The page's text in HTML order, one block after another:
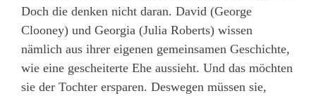
Doch die denken nicht daran. David (George
Clooney) und Georgia (Julia Roberts) wissen
nämlich aus ihrer eigenen gemeinsamen Geschichte,
wie eine gescheiterte Ehe aussieht. Und das möchten
sie der Tochter ersparen. Deswegen müssen sie,